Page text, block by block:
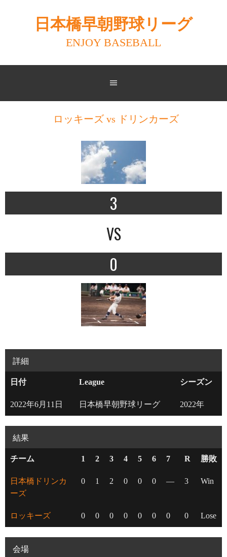
日本橋早朝野球リーグ
ENJOY BASEBALL
ロッキーズ vs ドリンカーズ
3
VS
0
詳細
日付 League シーズン
2022年6月11日 日本橋早朝野球リーグ 2022年
結果
チーム 1 2 3 4 5 6 7 R 勝敗
日本橋ドリンカ
ーズ
0 1 2 0 0 0 — 3 Win
ロッキーズ 0 0 0 0 0 0 0 0 Lose
会場